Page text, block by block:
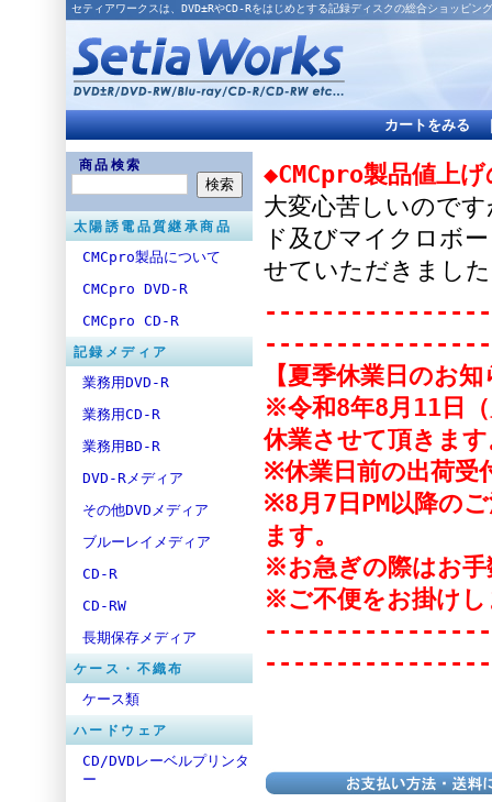
セティアワークスは、DVD±RやCD-Rをはじめとする記録ディスクの総合ショッピン
カートをみる
商品検索
太陽誘電品質継承商品
CMCpro製品について
CMCpro DVD-R
CMCpro CD-R
記録メディア
業務用DVD-R
業務用CD-R
業務用BD-R
DVD-Rメディア
その他DVDメディア
ブルーレイメディア
CD-R
CD-RW
長期保存メディア
ケース・不織布
ケース類
ハードウェア
CD/DVDレーベルプリンタ
ー
◆CMCpro製品値上
大変心苦しいので
ド及びマイクロボ
せていただきまし
【夏季休業日のお
※令和8年8月11日
休業させて頂きま
※休業日前の出荷受
※8月7日PM以降の
ます。
※お急ぎの際はお
※ご不便をお掛けし